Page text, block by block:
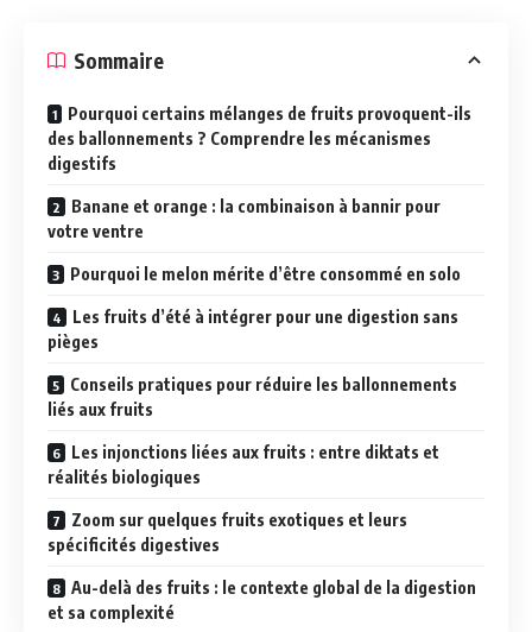
Sommaire
Pourquoi certains mélanges de fruits provoquent-ils
des ballonnements ? Comprendre les mécanismes
digestifs
Banane et orange : la combinaison à bannir pour
votre ventre
Pourquoi le melon mérite d’être consommé en solo
Les fruits d’été à intégrer pour une digestion sans
pièges
Conseils pratiques pour réduire les ballonnements
liés aux fruits
Les injonctions liées aux fruits : entre diktats et
réalités biologiques
Zoom sur quelques fruits exotiques et leurs
spécificités digestives
Au-delà des fruits : le contexte global de la digestion
et sa complexité